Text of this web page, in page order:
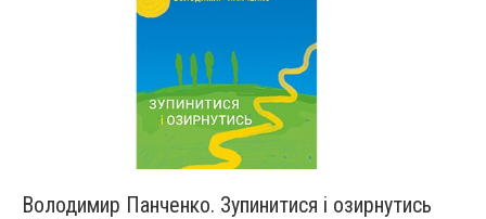
Володимир Панченко. Зупинитися і озирнутись